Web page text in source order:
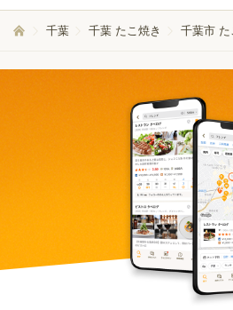
千葉 千葉 たこ焼き 千葉市 た